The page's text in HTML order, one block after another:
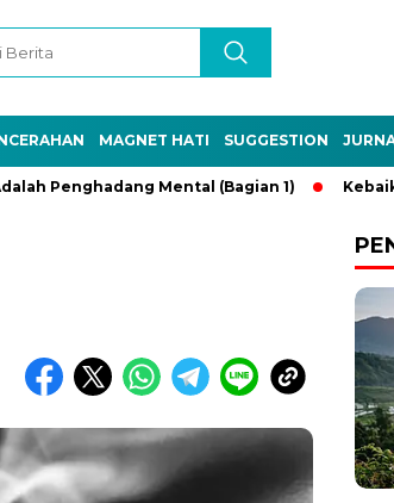
MAGNET HATI SUGGESTION
Mental (Bagian 1) Kebaikan